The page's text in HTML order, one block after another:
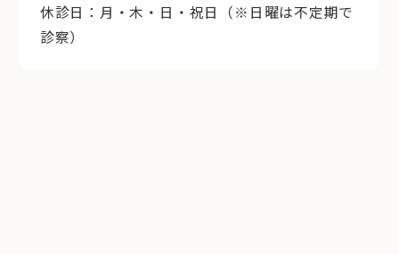
休診日：月・木・日・祝日（※日曜は不定期で
診察）